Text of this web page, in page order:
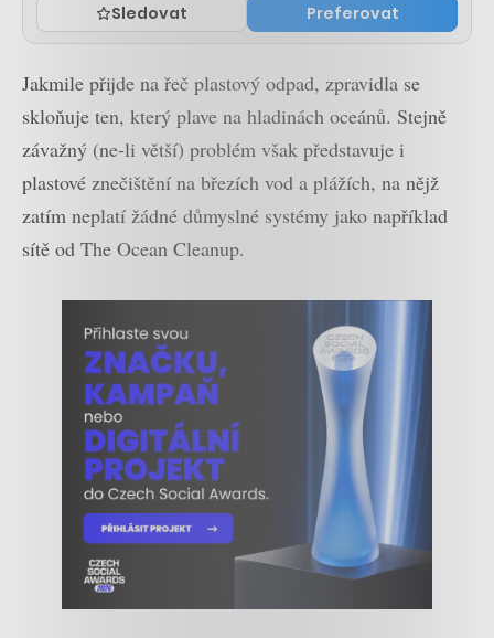
Sledovat Preferovat
Jakmile přijde na řeč plastový odpad, zpravidla se
skloňuje ten, který plave na hladinách oceánů. Stejně
závažný (ne-li větší) problém však představuje i
plastové znečištění na březích vod a plážích, na nějž
zatím neplatí žádné důmyslné systémy jako například
sítě od The Ocean Cleanup.